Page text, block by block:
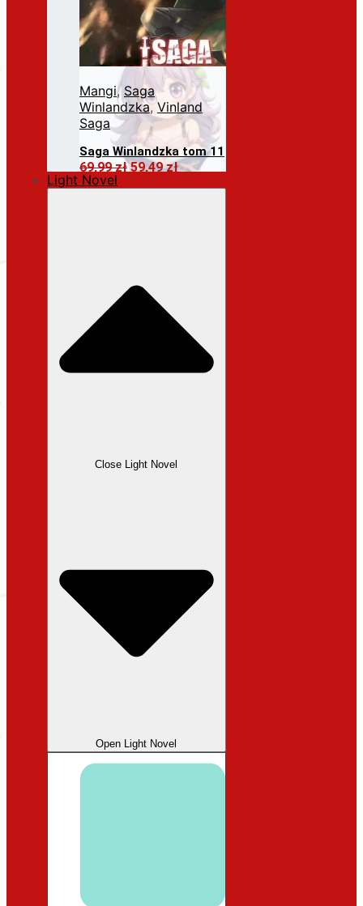
Mangi, Saga
Winlandzka, Vinland
Saga
Saga Winlandzka tom 11
69,99złPierwotna
59,49złAktualna
Dodaj do koszyka
Light Novel
Close Light Novel
Open Light Novel